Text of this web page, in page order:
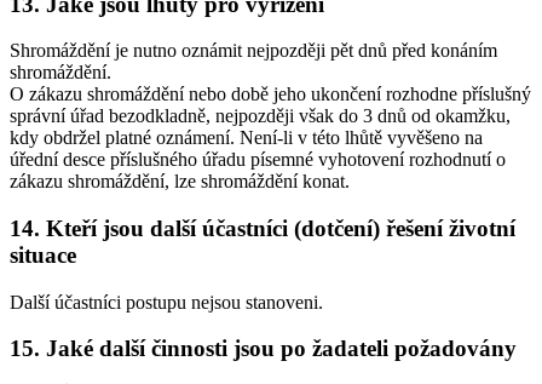
Shromáždění je nutno oznámit nejpozději pět dnů před konáním
shromáždění.
O zákazu shromáždění nebo době jeho ukončení rozhodne příslušný
správní úřad bezodkladně, nejpozději však do 3 dnů od okamžku,
kdy obdržel platné oznámení. Není-li v této lhůtě vyvěšeno na
úřední desce příslušného úřadu písemné vyhotovení rozhodnutí o
zákazu shromáždění, lze shromáždění konat.
14. Kteří jsou další účastníci (dotčení) řešení životní
situace
Další účastníci postupu nejsou stanoveni.
15. Jaké další činnosti jsou po žadateli požadovány